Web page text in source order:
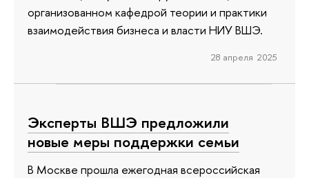
организованном кафедрой теории и практики
взаимодействия бизнеса и власти НИУ ВШЭ.
28 апреля 2025
Эксперты ВШЭ предложили
новые меры поддержки семьи
В Москве прошла ежегодная всероссийская